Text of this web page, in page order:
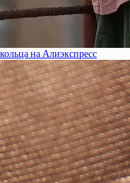
на Алиэкспресс